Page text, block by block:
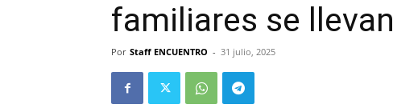
familiares se
Por Staff ENCUENTRO - 31 julio, 2025